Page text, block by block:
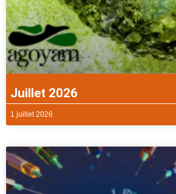
Juillet 2026
1 juillet 2026